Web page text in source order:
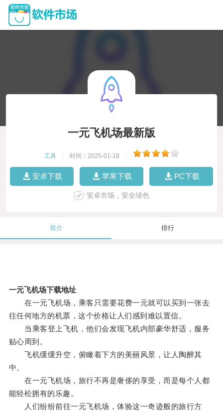
一元飞机场最新版
工具 时间：2025-01-18
安卓下载 苹果下载 PC下载
安卓市场，安全绿色
简介 排行
一元飞机场下载地址
在一元飞机场，乘客只需要花费一元就可以买到一张去
往任何地方的机票，这个价格让人们感到难以置信。
当乘客登上飞机，他们会发现飞机内部豪华舒适，服务
贴心周到。
飞机缓缓升空，俯瞰着下方的美丽风景，让人陶醉其
中。
在一元飞机场，旅行不再是奢侈的享受，而是每个人都
能轻松拥有的乐趣。
人们纷纷前往一元飞机场，体验这一奇迹般的旅行方